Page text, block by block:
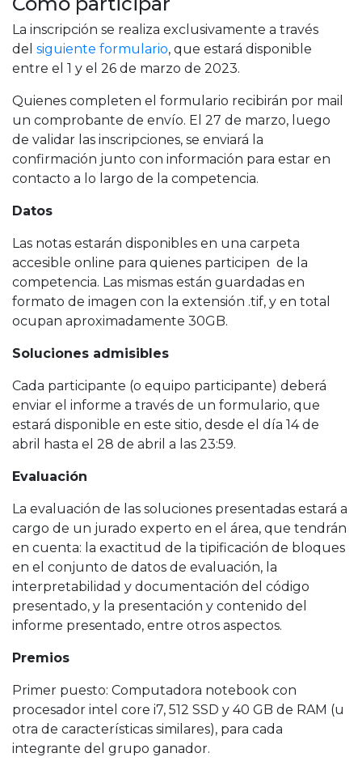
La inscripción se realiza exclusivamente a través
del siguiente formulario, que estará disponible
entre el 1 y el 26 de marzo de 2023.
Quienes completen el formulario recibirán por mail
un comprobante de envío. El 27 de marzo, luego
de validar las inscripciones, se enviará la
confirmación junto con información para estar en
contacto a lo largo de la competencia.
Datos
Las notas estarán disponibles en una carpeta
accesible online para quienes participen de la
competencia. Las mismas están guardadas en
formato de imagen con la extensión .tif, y en total
ocupan aproximadamente 30GB.
Soluciones admisibles
Cada participante (o equipo participante) deberá
enviar el informe a través de un formulario, que
estará disponible en este sitio, desde el día 14 de
abril hasta el 28 de abril a las 23:59.
Evaluación
La evaluación de las soluciones presentadas estará a
cargo de un jurado experto en el área, que tendrán
en cuenta: la exactitud de la tipificación de bloques
en el conjunto de datos de evaluación, la
interpretabilidad y documentación del código
presentado, y la presentación y contenido del
informe presentado, entre otros aspectos.
Premios
Primer puesto: Computadora notebook con
procesador intel core i7, 512 SSD y 40 GB de RAM (u
otra de características similares), para cada
integrante del grupo ganador.